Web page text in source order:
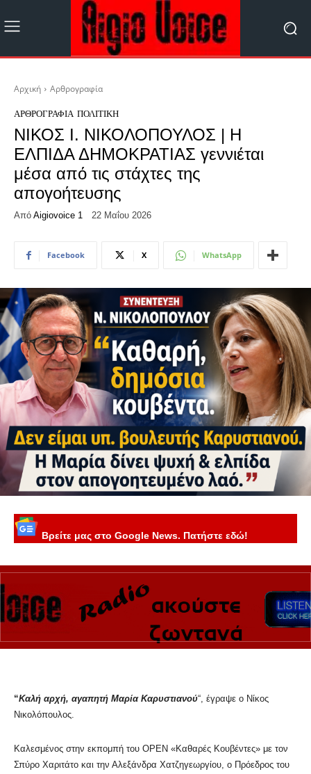
Αρχική Αρθρογραφία
ΑΡΘΡΟΓΡΑΦΊΑ ΠΟΛΙΤΙΚΉ
ΝΙΚΟΣ Ι. ΝΙΚΟΛΟΠΟΥΛΟΣ | Η
ΕΛΠΙΔΑ ΔΗΜΟΚΡΑΤΙΑΣ γεννιέται
μέσα από τις στάχτες της
απογοήτευσης
Από Aigiovoice 1 22 Μαΐου 2026
Facebook X WhatsApp
Βρείτε μας στο Google News. Πατήστε εδώ!
“Καλή αρχή, αγαπητή Μαρία Καρυστιανού“, έγραψε ο Νίκος
Νικολόπουλος.
Καλεσμένος στην εκπομπή του OPEN «Καθαρές Κουβέντες» με τον
Σπύρο Χαριτάτο και την Αλεξάνδρα Χατζηγεωργίου, ο Πρόεδρος του